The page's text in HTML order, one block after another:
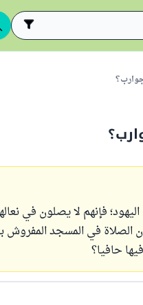
فإنهم لا يصلون في
الصلاة في المسجد المفروش
حافيا؟